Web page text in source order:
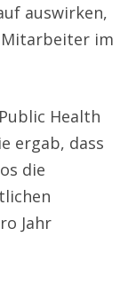
auswirken,
im
Health
ergab, dass
die
Jahr